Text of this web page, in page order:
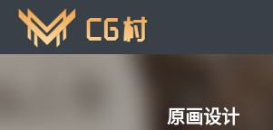
原画设计